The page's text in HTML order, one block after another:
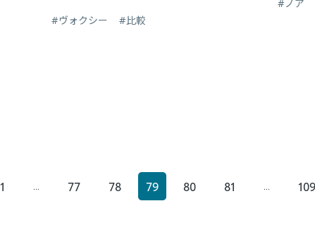
#ヴォクシー #比較
#ノア
1 ... 77 78 79 80 81 ... 109